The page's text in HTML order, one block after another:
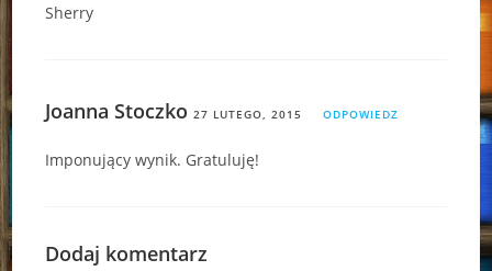
Sherry
Joanna Stoczko 27 LUTEGO, 2015 ODPOWIEDZ
Imponujący wynik. Gratuluję!
Dodaj komentarz